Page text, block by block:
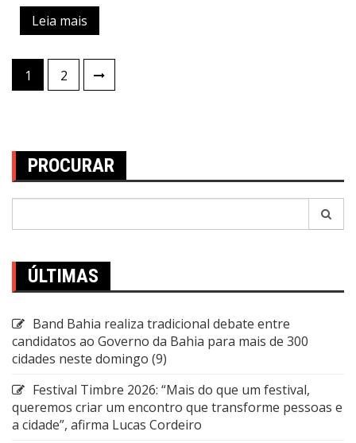
Leia mais
Paginação
de
1 2
PROCURAR
ÚLTIMAS
Band Bahia realiza tradicional debate entre
candidatos ao Governo da Bahia para mais de 300
cidades neste domingo (9)
Festival Timbre 2026: “Mais do que um festival,
queremos criar um encontro que transforme pessoas e
a cidade”, afirma Lucas Cordeiro